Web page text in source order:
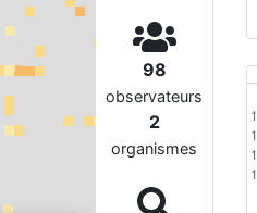
98
observateurs
2
organismes